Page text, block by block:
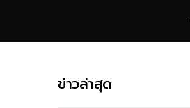
ข่าวล่าสุด